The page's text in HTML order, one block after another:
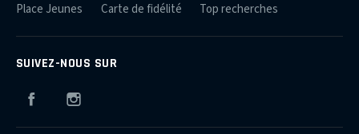
Place Jeunes
Carte de fidélité Top recherches
SUIVEZ-NOUS SUR
Facebook